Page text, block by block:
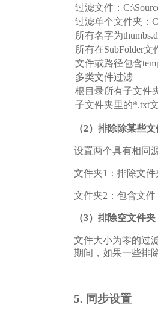
过滤文件：
过滤单个文件夹：
所有名字为
所有在SubFolder
文件或路径包含
多类文件过滤
根目录所有子文件
子文件夹里的*.txt
（2）排除除某些
设置两个具有相同
文件夹1：排除文
文件夹2：包含文件
（3）排除空文件夹
文件大小为零的过
期间，如果一些排
5. 同步设置